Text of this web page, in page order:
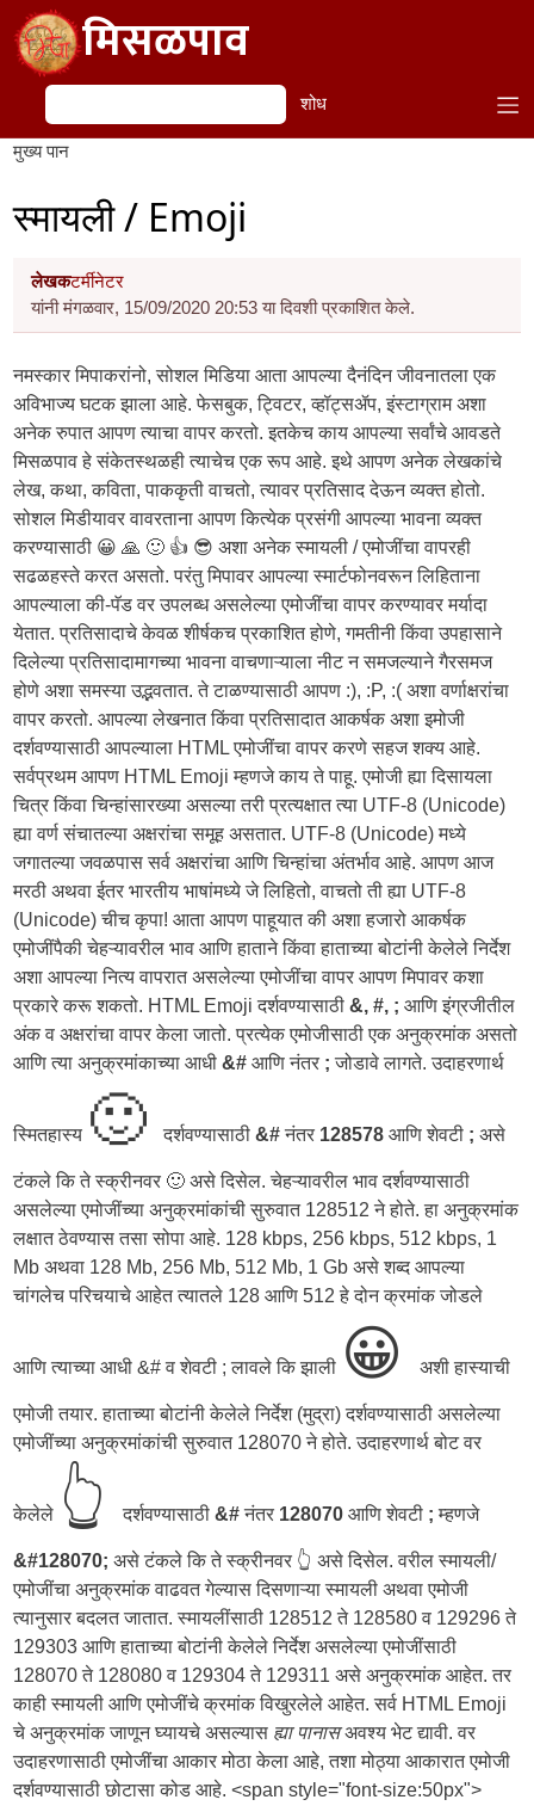
Skip to main contentमिसळपाव
शोध शोध
मुख्य पान
स्मायली / Emoji
लेखकटर्मीनेटर
यांनी मंगळवार, 15/09/2020 20:53 या दिवशी प्रकाशित केले.
नमस्कार मिपाकरांनो, सोशल मिडिया आता आपल्या दैनंदिन जीवनातला एक
अविभाज्य घटक झाला आहे. फेसबुक, ट्विटर, व्हॉट्सॲप, इंस्टाग्राम अशा
अनेक रुपात आपण त्याचा वापर करतो. इतकेच काय आपल्या सर्वांचे आवडते
मिसळपाव हे संकेतस्थळही त्याचेच एक रूप आहे. इथे आपण अनेक लेखकांचे
लेख, कथा, कविता, पाककृती वाचतो, त्यावर प्रतिसाद देऊन व्यक्त होतो.
सोशल मिडीयावर वावरताना आपण कित्येक प्रसंगी आपल्या भावना व्यक्त
करण्यासाठी 😀 🙏 🙂 👍 😎 अशा अनेक स्मायली / एमोजींचा वापरही
सढळहस्ते करत असतो. परंतु मिपावर आपल्या स्मार्टफोनवरून लिहिताना
आपल्याला की-पॅड वर उपलब्ध असलेल्या एमोजींचा वापर करण्यावर मर्यादा
येतात. प्रतिसादाचे केवळ शीर्षकच प्रकाशित होणे, गमतीनी किंवा उपहासाने
दिलेल्या प्रतिसादामागच्या भावना वाचणाऱ्याला नीट न समजल्याने गैरसमज
होणे अशा समस्या उद्भवतात. ते टाळण्यासाठी आपण :), :P, :( अशा वर्णाक्षरांचा
वापर करतो. आपल्या लेखनात किंवा प्रतिसादात आकर्षक अशा इमोजी
दर्शवण्यासाठी आपल्याला HTML एमोजींचा वापर करणे सहज शक्य आहे.
सर्वप्रथम आपण HTML Emoji म्हणजे काय ते पाहू. एमोजी ह्या दिसायला
चित्र किंवा चिन्हांसारख्या असल्या तरी प्रत्यक्षात त्या UTF-8 (Unicode)
ह्या वर्ण संचातल्या अक्षरांचा समूह असतात. UTF-8 (Unicode) मध्ये
जगातल्या जवळपास सर्व अक्षरांचा आणि चिन्हांचा अंतर्भाव आहे. आपण आज
मरठी अथवा ईतर भारतीय भाषांमध्ये जे लिहितो, वाचतो ती ह्या UTF-8
(Unicode) चीच कृपा! आता आपण पाहूयात की अशा हजारो आकर्षक
एमोजींपैकी चेहऱ्यावरील भाव आणि हाताने किंवा हाताच्या बोटांनी केलेले निर्देश
अशा आपल्या नित्य वापरात असलेल्या एमोजींचा वापर आपण मिपावर कशा
प्रकारे करू शकतो. HTML Emoji दर्शवण्यासाठी&, #, ; आणि इंग्रजीतील
अंक व अक्षरांचा वापर केला जातो. प्रत्येक एमोजीसाठी एक अनुक्रमांक असतो
आणि त्या अनुक्रमांकाच्या आधी&# आणि नंतर ; जोडावे लागते. उदाहरणार्थ
स्मितहास्य 🙂दर्शवण्यासाठी&#नंतर 128578 आणि शेवटी ;असे
टंकले कि ते स्क्रीनवर 🙂 असे दिसेल. चेहऱ्यावरील भाव दर्शवण्यासाठी
असलेल्या एमोजींच्या अनुक्रमांकांची सुरुवात 128512 ने होते. हा अनुक्रमांक
लक्षात ठेवण्यास तसा सोपा आहे. 128 kbps, 256 kbps, 512 kbps, 1
Mb अथवा 128 Mb, 256 Mb, 512 Mb, 1 Gb असे शब्द आपल्या
चांगलेच परिचयाचे आहेत त्यातले 128 आणि 512 हे दोन क्रमांक जोडले
आणि त्याच्या आधी &# व शेवटी ; लावले कि झाली 😀अशी हास्याची
एमोजी तयार. हाताच्या बोटांनी केलेले निर्देश (मुद्रा) दर्शवण्यासाठी असलेल्या
एमोजींच्या अनुक्रमांकांची सुरुवात 128070 ने होते. उदाहरणार्थ बोट वर
केलेले 👆दर्शवण्यासाठी&#नंतर 128070 आणि शेवटी ;म्हणजे
&#128070; असे टंकले कि ते स्क्रीनवर 👆 असे दिसेल. वरील स्मायली/
एमोजींचा अनुक्रमांक वाढवत गेल्यास दिसणाऱ्या स्मायली अथवा एमोजी
त्यानुसार बदलत जातात. स्मायलींसाठी 128512 ते 128580 व 129296 ते
129303 आणि हाताच्या बोटांनी केलेले निर्देश असलेल्या एमोजींसाठी
128070 ते 128080 व 129304 ते 129311 असे अनुक्रमांक आहेत. तर
काही स्मायली आणि एमोजींचे क्रमांक विखुरलेले आहेत. सर्व HTML Emoji
चे अनुक्रमांक जाणून घ्यायचे असल्यास ह्या पानासअवश्य भेट द्यावी. वर
उदाहरणासाठी एमोजींचा आकार मोठा केला आहे, तशा मोठ्या आकारात एमोजी
दर्शवण्यासाठी छोटासा कोड आहे. <span style="font-size:50px">